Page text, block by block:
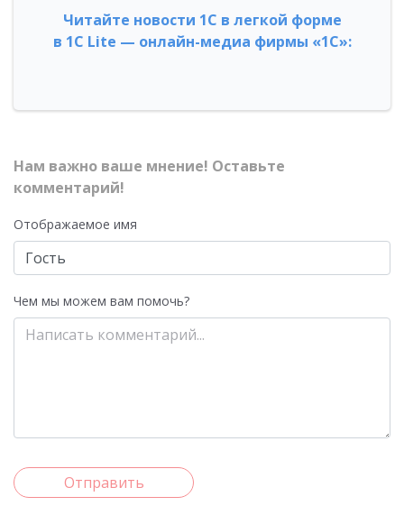
Читайте новости 1С в легкой форме
в 1С Lite — онлайн-медиа фирмы «1С»:
Нам важно ваше мнение! Оставьте
комментарий!
Отображаемое имя
Чем мы можем вам помочь?
Отправить